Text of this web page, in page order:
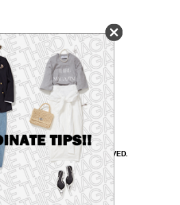
ごに追加
CO., LTD. ALL RIGHTS RESERVED.